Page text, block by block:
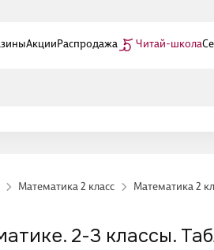
АкцииРаспродажа Читай-школа
Математика 2 класс Математика 2
2-3 классы.